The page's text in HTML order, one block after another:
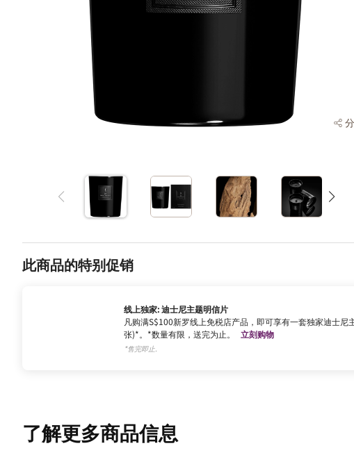
此商品的特别促销
线上独家: 迪士尼主题明信片
凡购满S$100新罗线上免税店产品，即可享有一套独家迪士尼
张)*。*数量有限，送完为止。
立刻购物
*售完即止.
了解更多商品信息